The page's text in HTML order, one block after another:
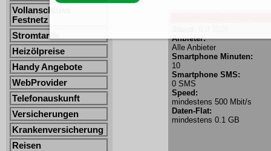
Vollanschluss
Festnetz
Stromtarife
Heizölpreise
Handy Angebote
WebProvider
Telefonauskunft
Versicherungen
Krankenversicherung
Reisen
Anbieter:
Alle Anbieter
Smartphone Minuten:
10
Smartphone SMS:
0 SMS
Speed:
mindestens 500 Mbit/s
Daten-Flat:
mindestens 0.1 GB